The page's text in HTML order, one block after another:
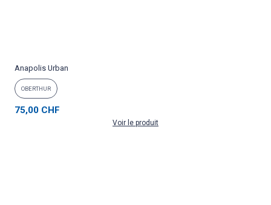
Anapolis Urban
OBERTHUR
75,00 CHF
Voir le produit